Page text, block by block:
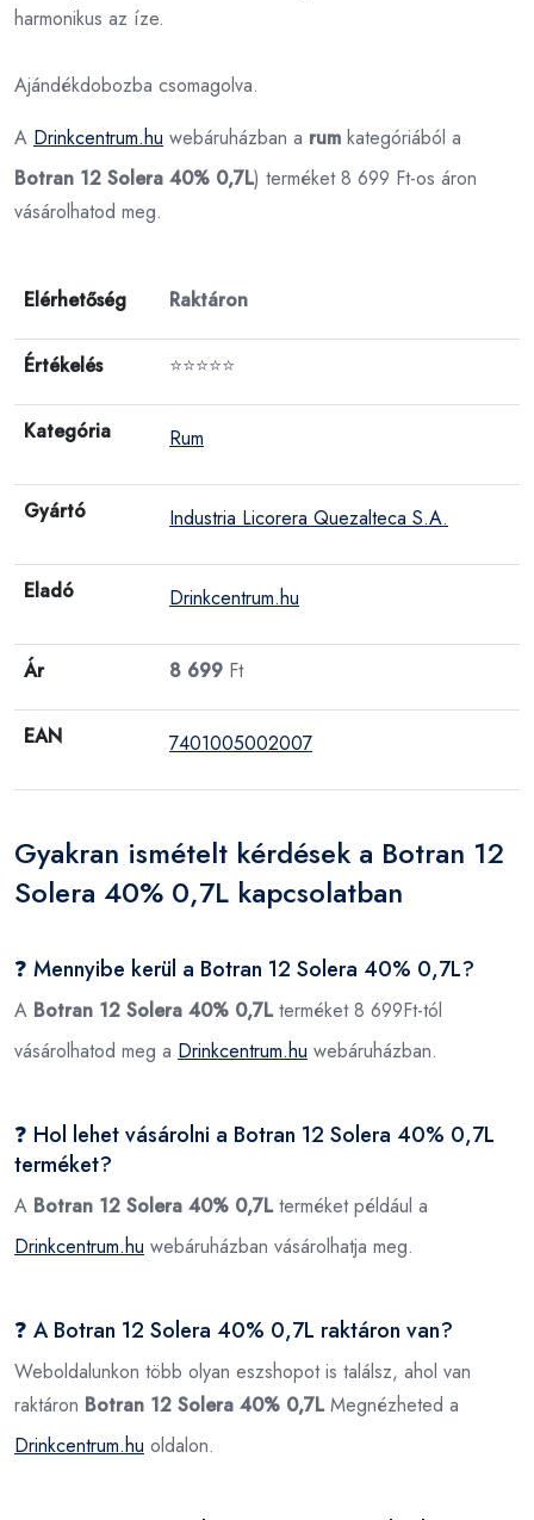
harmonikus az íze.
Ajándékdobozba csomagolva.
A Drinkcentrum.hu webáruházban a rum kategóriából a
Botran 12 Solera 40% 0,7L) terméket 8 699 Ft-os áron
vásárolhatod meg.
Elérhetőség Raktáron
Értékelés ⭐⭐⭐⭐⭐
Kategória Rum
Gyártó Industria Licorera Quezalteca S.A.
Eladó Drinkcentrum.hu
Ár 8 699 Ft
EAN 7401005002007
Gyakran ismételt kérdések a Botran 12
Solera 40% 0,7L kapcsolatban
❓ Mennyibe kerül a Botran 12 Solera 40% 0,7L?
A Botran 12 Solera 40% 0,7Lterméket 8 699Ft-tól
vásárolhatod meg a Drinkcentrum.hu webáruházban.
❓ Hol lehet vásárolni a Botran 12 Solera 40% 0,7L
terméket?
A Botran 12 Solera 40% 0,7Lterméket például a
Drinkcentrum.hu webáruházban vásárolhatja meg.
❓ A Botran 12 Solera 40% 0,7L raktáron van?
Weboldalunkon több olyan eszshopot is találsz, ahol van
raktáron Botran 12 Solera 40% 0,7LMegnézheted a
Drinkcentrum.hu oldalon.